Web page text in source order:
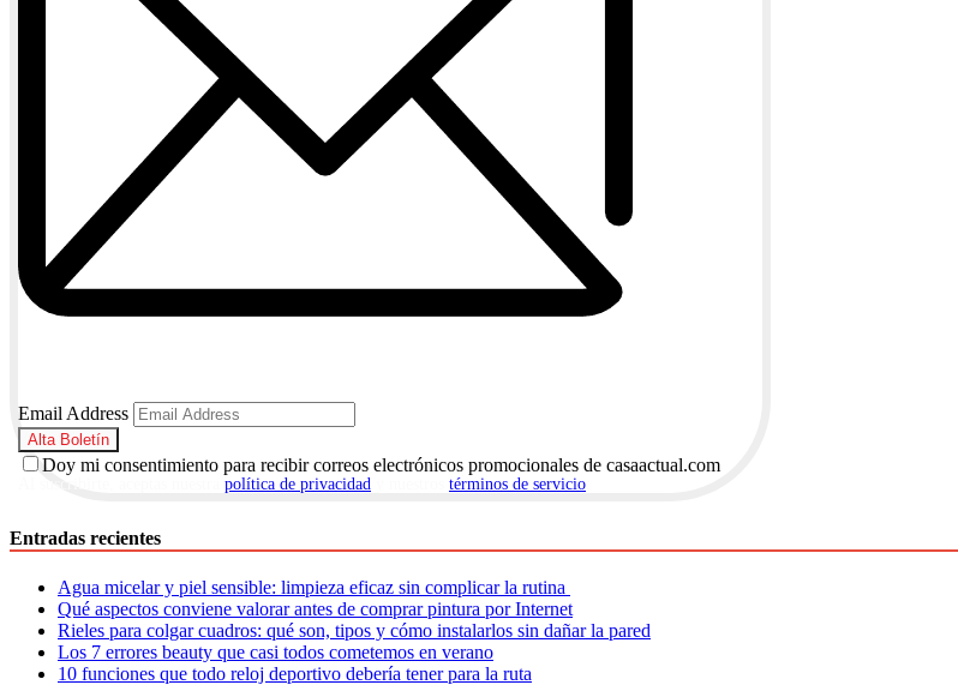
Email Address
Doy mi consentimiento para recibir correos electrónicos promocionales de casaactual.com
política de privacidad términos de servicio
Entradas recientes
Agua micelar y piel sensible: limpieza eficaz sin complicar la rutina
Qué aspectos conviene valorar antes de comprar pintura por Internet
Rieles para colgar cuadros: qué son, tipos y cómo instalarlos sin dañar la pared
Los 7 errores beauty que casi todos cometemos en verano
10 funciones que todo reloj deportivo debería tener para la ruta